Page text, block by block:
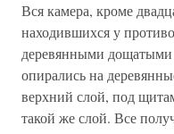
Вся камера, кроме
находившихся у
деревянными
опирались на
верхний слой, под
такой же слой. Все